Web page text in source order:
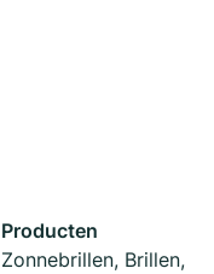
Producten
Zonnebrillen, Brillen,